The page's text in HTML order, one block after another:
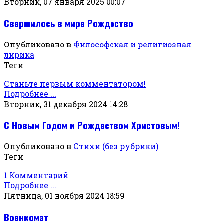
Свершилось в мире Рождество
Опубликовано в Философская и религиозная
лирика
Теги
Станьте первым комментатором!
Подробнее ...
Вторник, 31 декабря 2024 14:28
С Новым Годом и Рождеством Христовым!
Опубликовано в Стихи (без рубрики)
Теги
1 Комментарий
Подробнее ...
Пятница, 01 ноября 2024 18:59
Военкомат